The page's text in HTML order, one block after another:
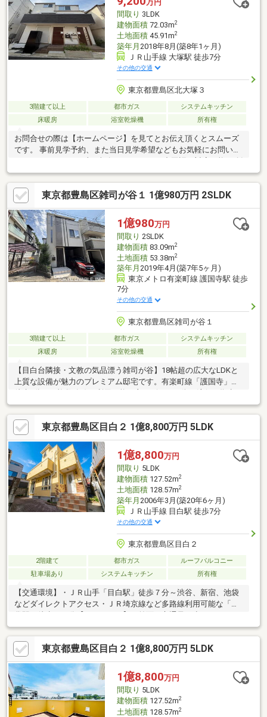
です。・1階の洗面室はひろくゆとりのある空間です
万円
間取り 3LDK
建物面積72.03m2
土地面積45.91m2
築年月 2018年8月(築8年1ヶ月)
ＪＲ山手線 大塚駅 徒歩7分
その他の交通
東京都豊島区北大塚３
3階建て以上 都市ガス
システムキッチン
床暖房
浴室乾燥機 所有権
お問合せの際は【ホームページ】を見てとお伝え頂くとスムーズ
です。 事前見学予約、また当日見学希望などもお気軽にお問い合
わせ下さい。（平日土日祝祭日いつでも） 中国語も対応可能！ 創
業50年の実績と経験でお客様に喜んでいただけるように、お手伝
いさせていたきます
東京都豊島区雑司が谷１ 1億980万円 2SLDK
1億980万円
間取り 2SLDK
建物面積83.09m2
土地面積53.38m2
築年月 2019年4月(築7年5ヶ月)
東京メトロ有楽町線 護国寺駅 徒歩
7分
その他の交通
東京都豊島区雑司が谷１
3階建て以上 都市ガス
システムキッチン
床暖房
浴室乾燥機 所有権
【目白台隣接・文教の気品漂う雑司が谷】18帖超の広大なLDKと
上質な設備が魅力のプレミアム邸宅です。有楽町線「護国寺」駅
ダイレクトにアクセスできる好立地です。2階ワンフロアを贅沢に
使ったLDKは18.17帖の圧倒的解放感。プライバシーを守る2階リ
ビングには温水式床暖房を標準装備。1階主寝室（7.79帖）と3階2
居室の実質3LDK仕様で、リモートワークや子育てにも柔軟に対応
します。食洗機・浄水器付キッチンや1坪サイズ浴室（浴室乾燥機
付）など先進設備も充実。
東京都豊島区目白２ 1億8,800万円 5LDK
1億8,800万円
間取り 5LDK
建物面積127.52m2
土地面積128.57m2
築年月 2006年3月(築20年6ヶ月)
ＪＲ山手線 目白駅 徒歩7分
その他の交通
東京都豊島区目白２
2階建て 都市ガス
ルーフバルコニー
駐車場あり
システムキッチン 所有権
【交通環境】・ＪＲ山手「目白駅」徒歩７分～渋谷、新宿、池袋
などダイレクトアクセス・ＪＲ埼京線など多路線利用可能な「池
袋駅」徒歩１０分【ＰＯＩＮＴ】・前面は交通量が少ないため、
人目が少なくプライバシーが守られます・ご家族が集まりやす
く、荷物の運搬が楽な１階リビング・キッチンは半独立してお
り、匂いや煙を抑えられます【設備】・１坪サイズユニットバ
ス・オートバス・シャワートイレ・グルニエ・電動シャッター・
火災報知器・CATVネットなど・新耐震基準で安心してお住まい頂
けます・室内クリーニング・外壁メンテナンス済(令和８年２月
頃)・駐車場 幅２６０ｍ×縦３６０ｍ
東京都豊島区目白２ 1億8,800万円 5LDK
1億8,800万円
間取り 5LDK
建物面積127.52m2
土地面積128.57m2